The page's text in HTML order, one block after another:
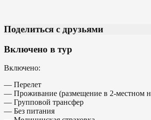
Поделиться с друзьями
Включено в тур
Включено:
— Перелет
— Проживание (размещение в 2-местном
— Групповой трансфер
— Без питания